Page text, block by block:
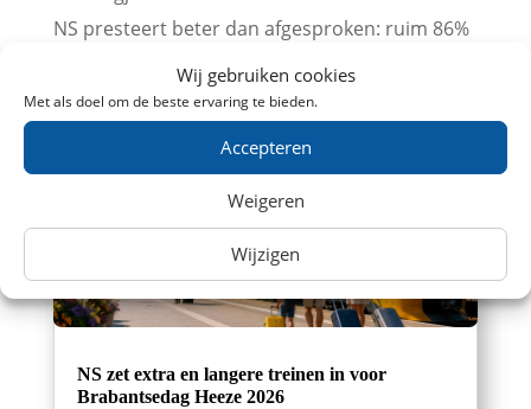
Wij gebruiken cookies
Met als doel om de beste ervaring te bieden.
Accepteren
Weigeren
Wijzigen
NS presteert beter dan afgesproken: ruim 86%
NS zet extra en langere treinen in voor
Brabantsedag Heeze 2026